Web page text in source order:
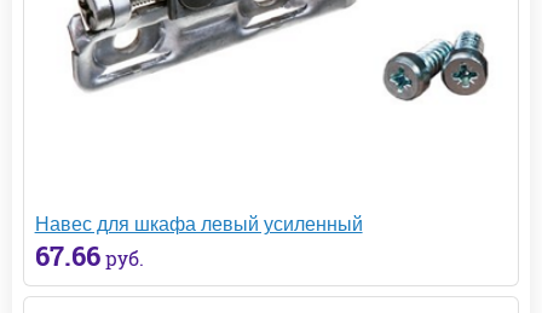
Навес для шкафа левый усиленный
67.66 руб.